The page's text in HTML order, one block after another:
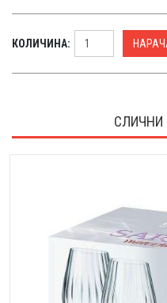
КОЛИЧИНА:
СЛИЧНИ